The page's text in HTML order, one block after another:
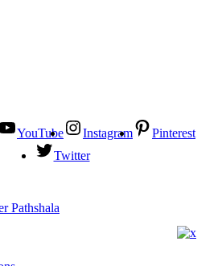
YouTube Instagram
Pinterest
Twitter
Pathshala